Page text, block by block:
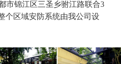
市锦江区三圣乡驸江路联合3
个区域安防系统由我公司设